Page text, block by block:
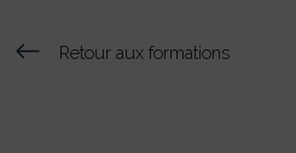
Retour aux formations